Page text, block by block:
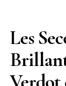
Les